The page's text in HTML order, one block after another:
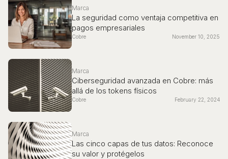
Marca
La seguridad como ventaja competitiva en
pagos empresariales
Cobre November 10, 2025
Marca
Ciberseguridad avanzada en Cobre: más
allá de los tokens físicos
Cobre February 22, 2024
Marca
Las cinco capas de tus datos: Reconoce
su valor y protégelos